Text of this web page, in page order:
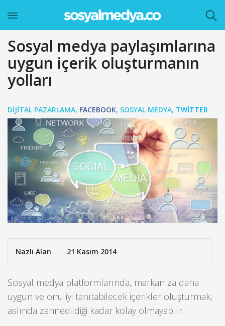
Sosyal medya paylaşımlarına
uygun içerik oluşturmanın
yolları
DIJITAL PAZARLAMA, FACEBOOK, SOSYAL MEDYA, TWITTER
Nazlı Alan 21 Kasım 2014
Sosyal medya platformlarında, markanıza daha
uygun ve onu iyi tanıtabilecek içerikler oluşturmak,
aslında zannedildiği kadar kolay olmayabilir.